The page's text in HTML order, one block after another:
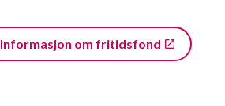
Informasjon om fritidsfond